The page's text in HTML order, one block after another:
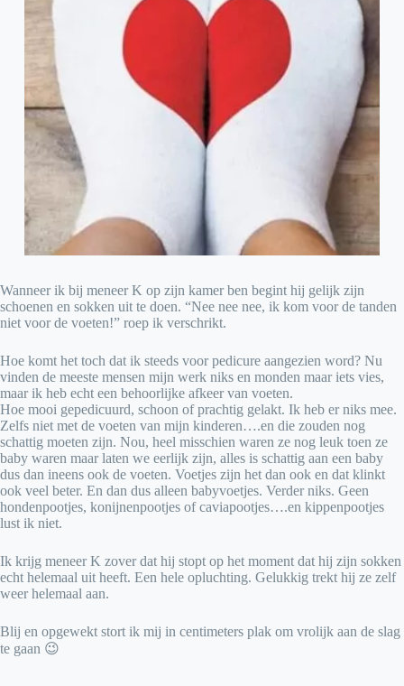
Wanneer ik bij meneer K op zijn kamer ben begint hij gelijk zijn
schoenen en sokken uit te doen. “Nee nee nee, ik kom voor de tanden
niet voor de voeten!” roep ik verschrikt.
Hoe komt het toch dat ik steeds voor pedicure aangezien word? Nu
vinden de meeste mensen mijn werk niks en monden maar iets vies,
maar ik heb echt een behoorlijke afkeer van voeten.
Hoe mooi gepedicuurd, schoon of prachtig gelakt. Ik heb er niks mee.
Zelfs niet met de voeten van mijn kinderen….en die zouden nog
schattig moeten zijn. Nou, heel misschien waren ze nog leuk toen ze
baby waren maar laten we eerlijk zijn, alles is schattig aan een baby
dus dan ineens ook de voeten. Voetjes zijn het dan ook en dat klinkt
ook veel beter. En dan dus alleen babyvoetjes. Verder niks. Geen
hondenpootjes, konijnenpootjes of caviapootjes….en kippenpootjes
lust ik niet.
Ik krijg meneer K zover dat hij stopt op het moment dat hij zijn sokken
echt helemaal uit heeft. Een hele opluchting. Gelukkig trekt hij ze zelf
weer helemaal aan.
Blij en opgewekt stort ik mij in centimeters plak om vrolijk aan de slag
te gaan 😉